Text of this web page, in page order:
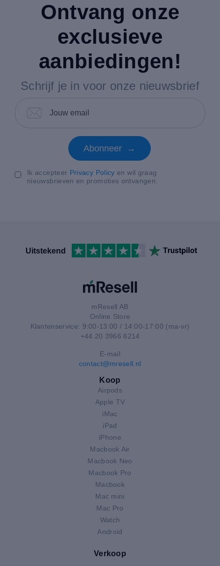
Ontvang onze
exclusieve
aanbiedingen!
Schrijf je in voor onze nieuwsbrief
Abonneer →
Ik accepteer Privacy Policy en wil graag
nieuwsbrieven en promoties ontvangen.
Uitstekend
mResell AB
Online Store
Klantenservice: 9:00-13:00 / 14:00-17:00 (ma-vr)
+44 20 3966 6214
E-mail
contact@mresell.nl
Koop
Airpods
Apple TV
iMac
iPad
iPhone
Macbook Air
Macbook Neo
Macbook Pro
Macbook
Mac mini
Mac Pro
Watch
Android
Verkoop